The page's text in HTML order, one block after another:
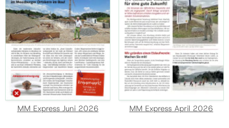
MM Express Juni 2026 MM Express April 2026